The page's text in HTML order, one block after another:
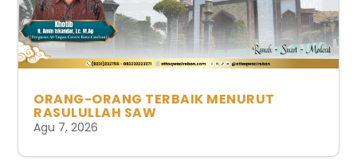
ORANG-ORANG TERBAIK MENURUT
RASULULLAH SAW
Agu 7, 2026